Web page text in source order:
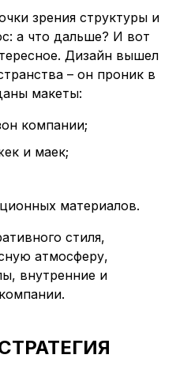
зрения структуры и
а что дальше? И вот
Дизайн вышел
– он проник в
макеты:
компании;
и маек;
материалов.
стиля,
атмосферу,
внутренние и